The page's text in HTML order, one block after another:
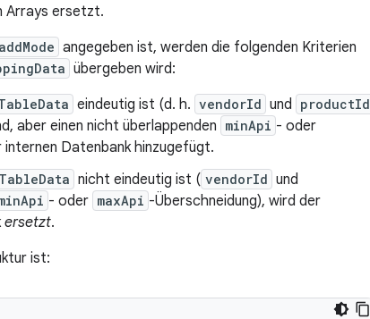
Arrays ersetzt.
addMode angegeben ist, werden die folgenden Kriterien
übergeben wird:
eindeutig ist (d. h. vendorId und productId
aber einen nicht überlappenden minApi - oder
Datenbank hinzugefügt.
nicht eindeutig ist ( vendorId und
- oder maxApi -Überschneidung), wird der
ersetzt.
ist: